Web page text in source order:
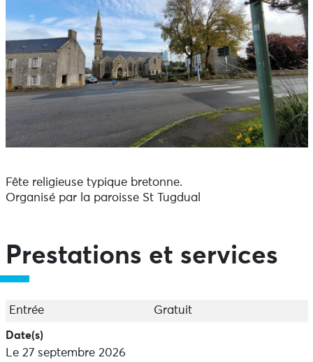
Fête religieuse typique bretonne.
Organisé par la paroisse St Tugdual
Prestations et services
Entrée Gratuit
Date(s)
Le 27 septembre 2026